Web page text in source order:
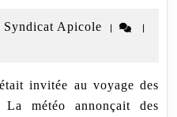
Syndicat Apicole
Syndicat
| |
météo annonçait des